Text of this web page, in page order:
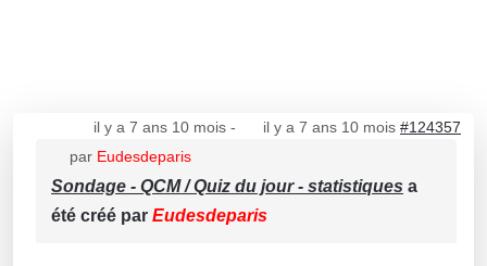
il y a 7 ans 10 mois- il y a 7 ans 10 mois #124357
par Eudesdeparis
Sondage - QCM / Quiz du jour - statistiques a
été créé par Eudesdeparis